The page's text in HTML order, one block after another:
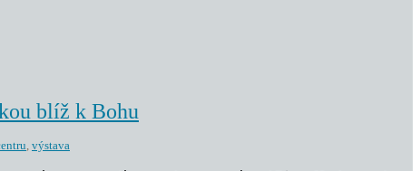
blíž k Bohu
, výstava